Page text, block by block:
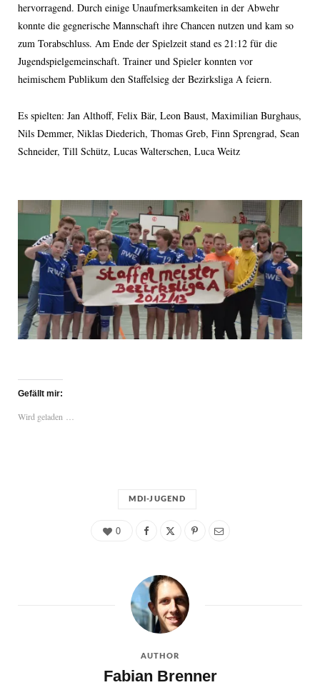
hervorragend. Durch einige Unaufmerksamkeiten in der Abwehr
konnte die gegnerische Mannschaft ihre Chancen nutzen und kam so
zum Torabschluss. Am Ende der Spielzeit stand es 21:12 für die
Jugendspielgemeinschaft. Trainer und Spieler konnten vor
heimischem Publikum den Staffelsieg der Bezirksliga A feiern.
Es spielten: Jan Althoff, Felix Bär, Leon Baust, Maximilian Burghaus,
Nils Demmer, Niklas Diederich, Thomas Greb, Finn Sprengrad, Sean
Schneider, Till Schütz, Lucas Walterschen, Luca Weitz
Gefällt mir:
Wird geladen …
MDI-JUGEND
0
AUTHOR
Fabian Brenner